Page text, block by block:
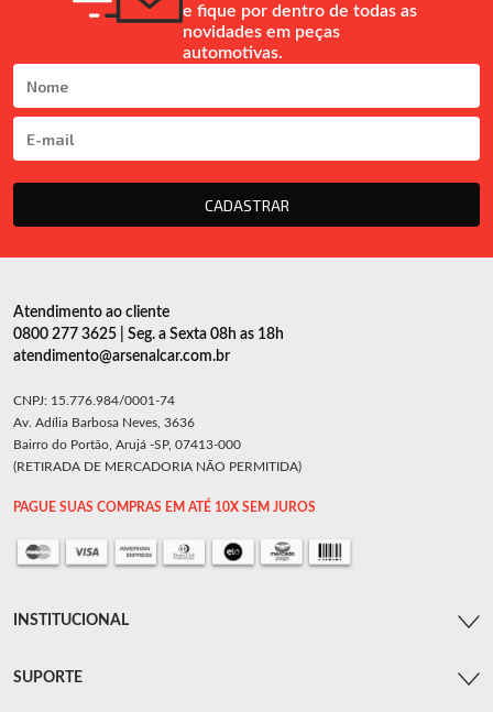
e fique por dentro de todas as
novidades em peças
automotivas.
CADASTRAR
Atendimento ao cliente
0800 277 3625 | Seg. a Sexta 08h as 18h
atendimento@arsenalcar.com.br
CNPJ: 15.776.984/0001-74
Av. Adília Barbosa Neves, 3636
Bairro do Portão, Arujá -SP, 07413-000
(RETIRADA DE MERCADORIA NÃO PERMITIDA)
PAGUE SUAS COMPRAS EM ATÉ 10X SEM JUROS
INSTITUCIONAL
SUPORTE